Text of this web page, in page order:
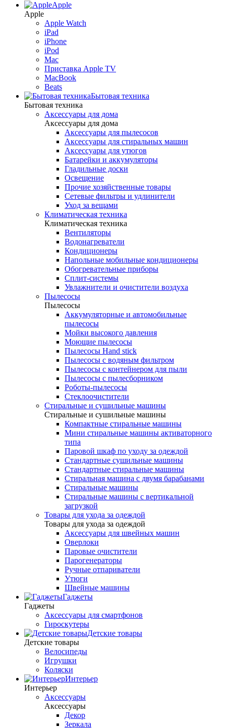
Apple
Apple
Apple Watch
iPad
iPhone
iPod
Mac
Приставка Apple TV
MacBook
Beats
Бытовая техника
Бытовая техника
Аксессуары для дома
Аксессуары для дома
Аксессуары для пылесосов
Аксессуары для стиральных машин
Аксессуары для утюгов
Батарейки и аккумуляторы
Гладильные доски
Освещение
Прочие хозяйственные товары
Сетевые фильтры и удлинители
Уход за вещами
Климатическая техника
Климатическая техника
Вентиляторы
Водонагреватели
Кондиционеры
Напольные мобильные кондиционеры
Обогревательные приборы
Сплит-системы
Увлажнители и очистители воздуха
Пылесосы
Пылесосы
Аккумуляторные и автомобильные
пылесосы
Мойки высокого давления
Моющие пылесосы
Пылесосы Hand stick
Пылесосы с водяным фильтром
Пылесосы с контейнером для пыли
Пылесосы с пылесборником
Роботы-пылесосы
Стеклоочистители
Стиральные и сушильные машины
Стиральные и сушильные машины
Компактные стиральные машины
Мини стиральные машины активаторного
типа
Паровой шкаф по уходу за одеждой
Стандартные сушильные машины
Стандартные стиральные машины
Стиральная машина с двумя барабанами
Стиральные машины
Стиральные машины с вертикальной
загрузкой
Товары для ухода за одеждой
Товары для ухода за одеждой
Аксессуары для швейных машин
Оверлоки
Паровые очистители
Парогенераторы
Ручные отпариватели
Утюги
Швейные машины
Гаджеты
Гаджеты
Аксессуары для смартфонов
Гироскутеры
Детские товары
Детские товары
Велосипеды
Игрушки
Коляски
Интерьер
Интерьер
Аксессуары
Аксессуары
Декор
Зеркала